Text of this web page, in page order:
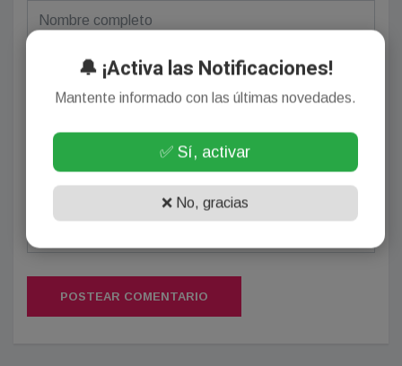
POSTEAR COMENTARIO
🔔 ¡Activa las Notificaciones!
Mantente informado con las últimas novedades.
✅ Sí, activar
❌ No, gracias